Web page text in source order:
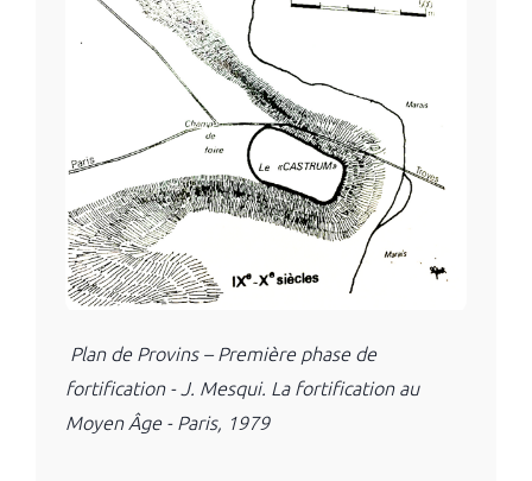
Plan de Provins – Première phase de
fortification - J. Mesqui. La fortification au
Moyen Âge - Paris, 1979